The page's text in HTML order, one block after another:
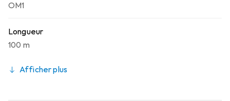
OM1
Longueur
100 m
Afficher plus